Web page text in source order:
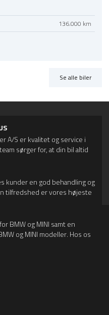
136.000 km
Se alle biler
A/S er kvalitet og service i
sørger for, at din bil altid
kunder en god behandling og
tilfredshed er vores højeste
BMW og MINI samt en
og MINI modeller. Hos os